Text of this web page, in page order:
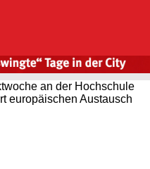
an der Hochschule
europäischen Austausch